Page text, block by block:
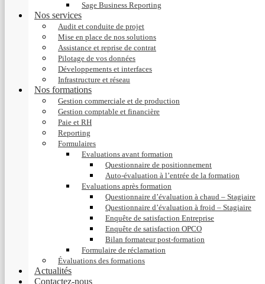
Sage Business Reporting
Nos services
Audit et conduite de projet
Mise en place de nos solutions
Assistance et reprise de contrat
Pilotage de vos données
Développements et interfaces
Infrastructure et réseau
Nos formations
Gestion commerciale et de production
Gestion comptable et financière
Paie et RH
Reporting
Formulaires
Evaluations avant formation
Questionnaire de positionnement
Auto-évaluation à l’entrée de la formation
Evaluations après formation
Questionnaire d’évaluation à chaud – Stagiaire
Questionnaire d’évaluation à froid – Stagiaire
Enquête de satisfaction Entreprise
Enquête de satisfaction OPCO
Bilan formateur post-formation
Formulaire de réclamation
Évaluations des formations
Actualités
Contactez-nous